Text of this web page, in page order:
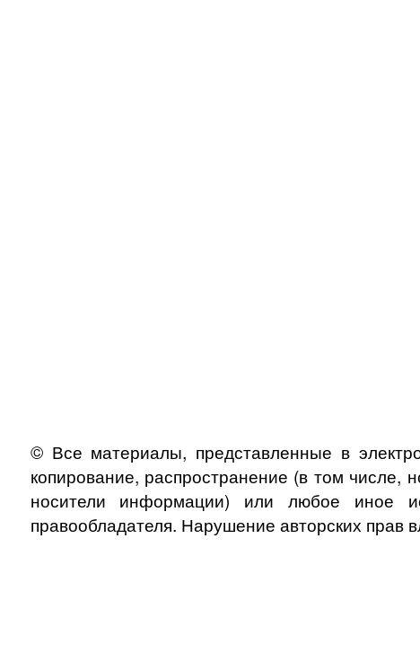
© Все материалы, представленные в
копирование, распространение (в том числе,
носители информации) или любое иное
правообладателя. Нарушение авторских прав